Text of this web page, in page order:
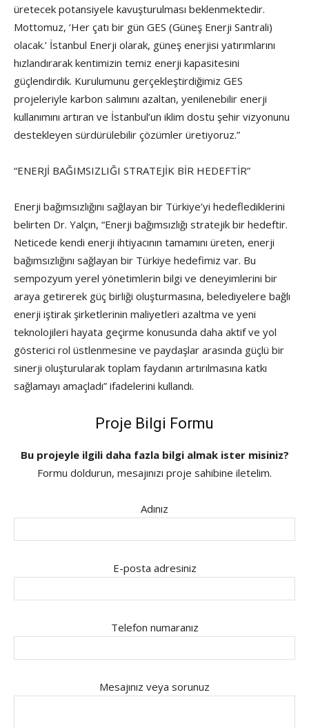
üretecek potansiyele kavuşturulması beklenmektedir.
Mottomuz, ‘Her çatı bir gün GES (Güneş Enerji Santrali)
olacak.’ İstanbul Enerji olarak, güneş enerjisi yatırımlarını
hızlandırarak kentimizin temiz enerji kapasitesini
güçlendirdik. Kurulumunu gerçekleştirdiğimiz GES
projeleriyle karbon salımını azaltan, yenilenebilir enerji
kullanımını artıran ve İstanbul’un iklim dostu şehir vizyonunu
destekleyen sürdürülebilir çözümler üretiyoruz.”
“ENERJİ BAĞIMSIZLIĞI STRATEJİK BİR HEDEFTİR”
Enerji bağımsızlığını sağlayan bir Türkiye’yi hedeflediklerini
belirten Dr. Yalçın, “Enerji bağımsızlığı stratejik bir hedeftir.
Neticede kendi enerji ihtiyacının tamamını üreten, enerji
bağımsızlığını sağlayan bir Türkiye hedefimiz var. Bu
sempozyum yerel yönetimlerin bilgi ve deneyimlerini bir
araya getirerek güç birliği oluşturmasına, belediyelere bağlı
enerji iştirak şirketlerinin maliyetleri azaltma ve yeni
teknolojileri hayata geçirme konusunda daha aktif ve yol
gösterici rol üstlenmesine ve paydaşlar arasında güçlü bir
sinerji oluşturularak toplam faydanın artırılmasına katkı
sağlamayı amaçladı” ifadelerini kullandı.
Proje Bilgi Formu
Bu projeyle ilgili daha fazla bilgi almak ister misiniz?
Formu doldurun, mesajınızı proje sahibine iletelim.
Adınız
E-posta adresiniz
Telefon numaranız
Mesajınız veya sorunuz